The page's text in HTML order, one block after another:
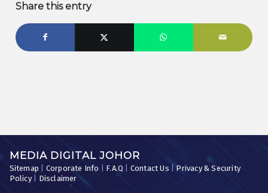
Share this entry
MEDIA DIGITAL JOHOR
Sitemap Corporate Info F.A.Q Contact Us |Privacy & Security
Policy| Disclaimer